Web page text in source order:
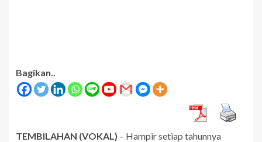
Bagikan..
TEMBILAHAN (VOKAL) – Hampir setiap tahunnya